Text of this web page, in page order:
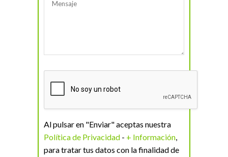
Al pulsar en "Enviar" aceptas nuestra
Política de Privacidad - + Información,
para tratar tus datos con la finalidad de